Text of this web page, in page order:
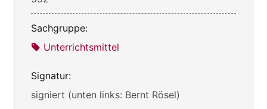
Sachgruppe:
Unterrichtsmittel
Signatur:
signiert (unten links: Bernt Rösel)